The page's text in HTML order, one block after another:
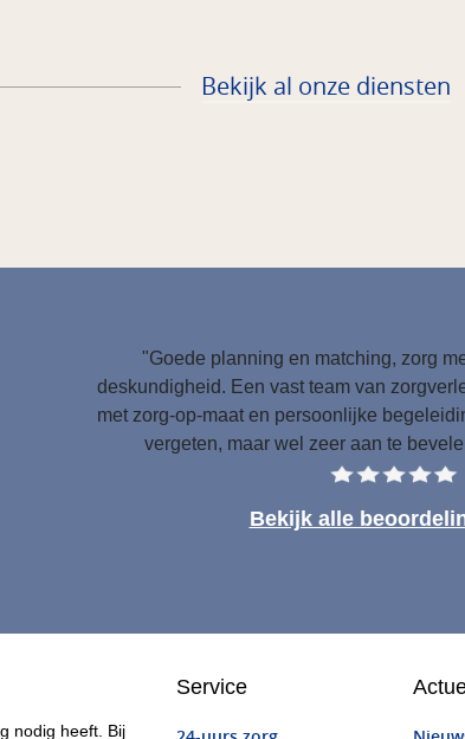
Bekijk al onze diensten
"Goede planning en matching, zorg
deskundigheid. Een vast team van
met zorg-op-maat en persoonlijke
vergeten, maar wel zeer aan te
Bekijk alle
nodig heeft. Bij
Service